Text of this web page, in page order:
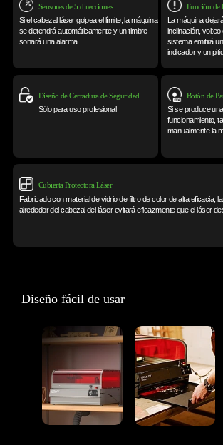
Sensores de 5 direcciones
Si el cabezal láser golpea el límite, la máquina
se detendrá automáticamente y un timbre
sonaráuna alarma.
Función de
La máquina
inclinación,volteo
sistema emitirá
indicador y un
Diseño de Cerradura de Seguridad
Sólo para uso profesional
Botón de
Si se produce
funcionamiento,
manualmente la
Cubierta Protectora Láser
Fabricado con material de vidrio de filtro de color de alta eficacia,
alrededor del cabezal del láser evitará eficazmente que el láser
Diseño fácil de usar